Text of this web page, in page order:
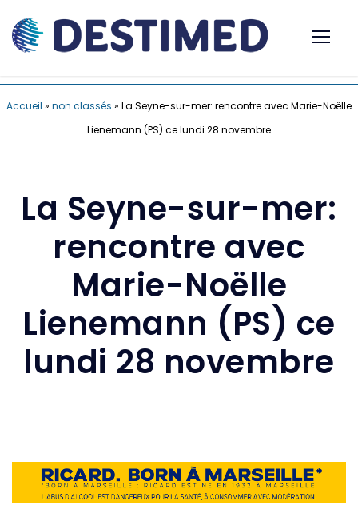
Accueil » non classés » La Seyne-sur-mer: rencontre avec Marie-Noëlle
Lienemann (PS) ce lundi 28 novembre
La Seyne-sur-mer:
rencontre avec
Marie-Noëlle
Lienemann (PS) ce
lundi 28 novembre